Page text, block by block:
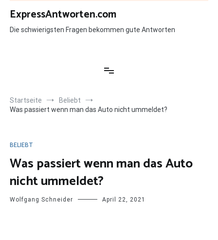
Zum
Inhalt
springen
ExpressAntworten.com
Die schwierigsten Fragen bekommen gute Antworten
Startseite
Beliebt
Was passiert wenn man das Auto nicht ummeldet?
BELIEBT
Was passiert wenn man das Auto
nicht ummeldet?
Wolfgang Schneider April 22, 2021